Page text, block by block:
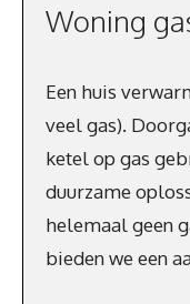
Woning
Een huis
veel gas).
ketel op gas
duurzame
helemaal geen
bieden we een